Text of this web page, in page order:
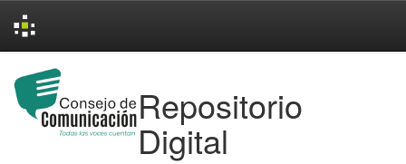
navigation
Repositorio
Digital